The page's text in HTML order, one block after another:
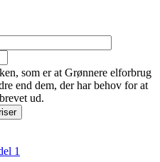
som er at Grønnere elforbrug
end dem, der har behov for at
ud.
1